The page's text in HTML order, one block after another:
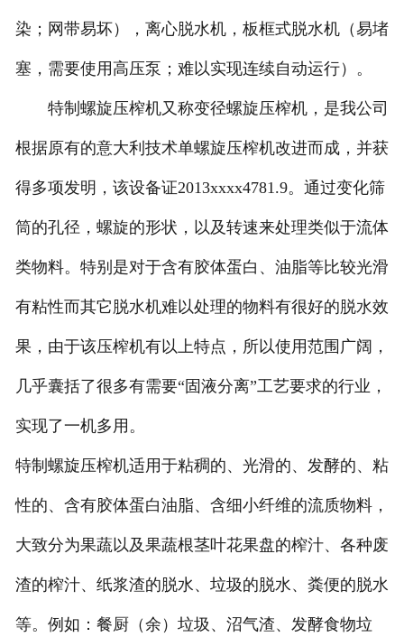
染；网带易坏），离心脱水机，板框式脱水机（易堵
塞，需要使用高压泵；难以实现连续自动运行）。
特制螺旋压榨机又称变径螺旋压榨机，是我公司
根据原有的意大利技术单螺旋压榨机改进而成，并获
得多项发明，该设备证2013xxxx4781.9。通过变化筛
筒的孔径，螺旋的形状，以及转速来处理类似于流体
类物料。特别是对于含有胶体蛋白、油脂等比较光滑
有粘性而其它脱水机难以处理的物料有很好的脱水效
果，由于该压榨机有以上特点，所以使用范围广阔，
几乎囊括了很多有需要“固液分离”工艺要求的行业，
实现了一机多用。
特制螺旋压榨机适用于粘稠的、光滑的、发酵的、粘
性的、含有胶体蛋白油脂、含细小纤维的流质物料，
大致分为果蔬以及果蔬根茎叶花果盘的榨汁、各种废
渣的榨汁、纸浆渣的脱水、垃圾的脱水、粪便的脱水
等。例如：餐厨（余）垃圾、沼气渣、发酵食物垃